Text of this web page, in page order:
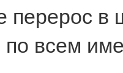
перерос
по всем